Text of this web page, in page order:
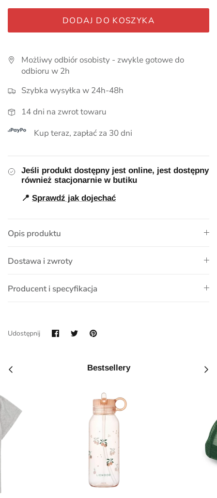
Pieluszki, kocyki
Smoczki, zawieszki, gryzaki
Pielęgnacja
Myszki i Akcesoria Maileg
DODAJ DO KOSZYKA
Możliwy odbiór osobisty - zwykle gotowe do
odbioru w 2h
Szybka wysyłka w 24h-48h
14 dni na zwrot towaru
Kup teraz, zapłać za 30 dni
Jeśli produkt dostępny jest online, jest dostępny
również stacjonarnie w butiku
📍 Sprawdź jak dojechać
Opis produktu
Dostawa i zwroty
Producent i specyfikacja
Udostępnij Udostępnij
na
Przypnij
Bestsellery